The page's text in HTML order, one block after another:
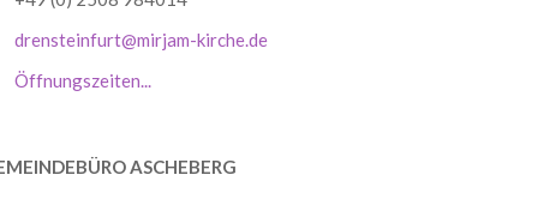
drensteinfurt@mirjam-kirche.de
Öffnungszeiten...
ASCHEBERG